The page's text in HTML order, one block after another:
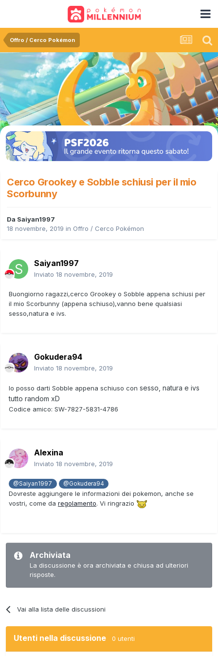
Offro / Cerco Pokémon
Cerco Grookey e Sobble schiusi per il mio
Scorbunny
Da Saiyan1997
18 novembre, 2019 in Offro / Cerco Pokémon
Saiyan1997
Inviato 18 novembre, 2019
Buongiorno ragazzi,cerco Grookey o Sobble appena schiusi per
il mio Scorbunny (appena schiuso),vanno bene qualsiasi
sesso,natura e ivs.
Gokudera94
Inviato 18 novembre, 2019
Io posso darti Sobble appena schiuso con sesso, natura e ivs
tutto random xD
Codice amico: SW-7827-5831-4786
Alexina
Inviato 18 novembre, 2019
@Saiyan1997 @Gokudera94
Dovreste aggiungere le informazioni dei pokemon, anche se
vostri, come da regolamento. Vi ringrazio
Archiviata
La discussione è ora archiviata e chiusa ad ulteriori
risposte.
Vai alla lista delle discussioni
Utenti nella discussione 0 utenti